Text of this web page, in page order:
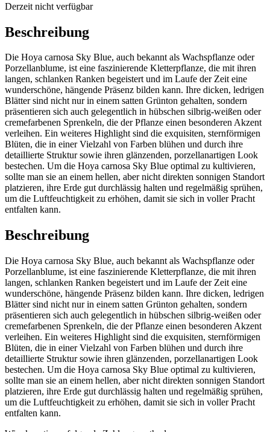
Derzeit nicht verfügbar
Beschreibung
Die Hoya carnosa Sky Blue, auch bekannt als Wachspflanze oder
Porzellanblume, ist eine faszinierende Kletterpflanze, die mit ihren
langen, schlanken Ranken begeistert und im Laufe der Zeit eine
wunderschöne, hängende Präsenz bilden kann. Ihre dicken, ledrigen
Blätter sind nicht nur in einem satten Grünton gehalten, sondern
präsentieren sich auch gelegentlich in hübschen silbrig-weißen oder
cremefarbenen Sprenkeln, die der Pflanze einen besonderen Akzent
verleihen. Ein weiteres Highlight sind die exquisiten, sternförmigen
Blüten, die in einer Vielzahl von Farben blühen und durch ihre
detaillierte Struktur sowie ihren glänzenden, porzellanartigen Look
bestechen. Um die Hoya carnosa Sky Blue optimal zu kultivieren,
sollte man sie an einem hellen, aber nicht direkten sonnigen Standort
platzieren, ihre Erde gut durchlässig halten und regelmäßig sprühen,
um die Luftfeuchtigkeit zu erhöhen, damit sie sich in voller Pracht
entfalten kann.
Beschreibung
Die Hoya carnosa Sky Blue, auch bekannt als Wachspflanze oder
Porzellanblume, ist eine faszinierende Kletterpflanze, die mit ihren
langen, schlanken Ranken begeistert und im Laufe der Zeit eine
wunderschöne, hängende Präsenz bilden kann. Ihre dicken, ledrigen
Blätter sind nicht nur in einem satten Grünton gehalten, sondern
präsentieren sich auch gelegentlich in hübschen silbrig-weißen oder
cremefarbenen Sprenkeln, die der Pflanze einen besonderen Akzent
verleihen. Ein weiteres Highlight sind die exquisiten, sternförmigen
Blüten, die in einer Vielzahl von Farben blühen und durch ihre
detaillierte Struktur sowie ihren glänzenden, porzellanartigen Look
bestechen. Um die Hoya carnosa Sky Blue optimal zu kultivieren,
sollte man sie an einem hellen, aber nicht direkten sonnigen Standort
platzieren, ihre Erde gut durchlässig halten und regelmäßig sprühen,
um die Luftfeuchtigkeit zu erhöhen, damit sie sich in voller Pracht
entfalten kann.